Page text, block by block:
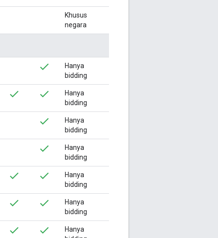
Khusus
negara
Hanya
bidding
Hanya
bidding
Hanya
bidding
Hanya
bidding
Hanya
bidding
Hanya
bidding
Hanya